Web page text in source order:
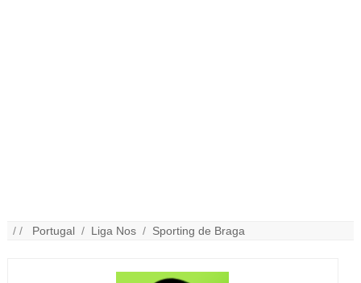
/ / Portugal / Liga Nos / Sporting de Braga